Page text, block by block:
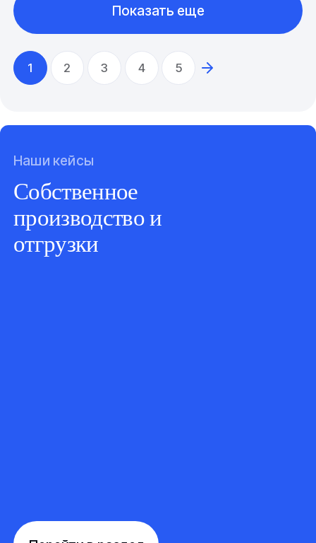
1 2 3 4 5
Показать еще
Наши кейсы
Собственное
производство и
отгрузки